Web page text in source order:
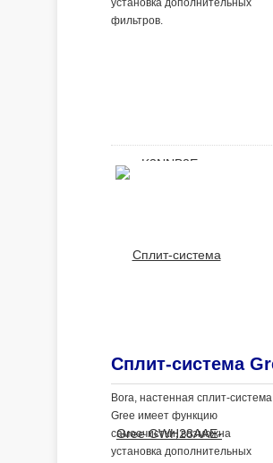
установка дополнительных
фильтров.
Bora, настенная сплит-система
Gree имеет функцию
самоочистки, возможна
установка дополнительных